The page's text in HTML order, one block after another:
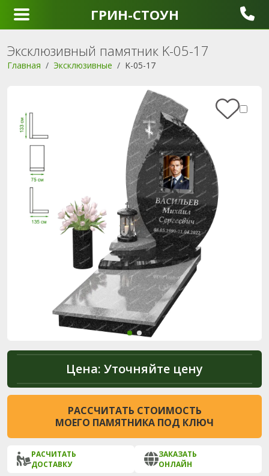
ГРИН-СТОУН
Эксклюзивный памятник K-05-17
Главная Эксклюзивные K-05-17
Цена: Уточняйте цену
РАССЧИТАТЬ СТОИМОСТЬ
МОЕГО ПАМЯТНИКА ПОД КЛЮЧ
РАСЧИТАТЬ
ДОСТАВКУ
ЗАКАЗАТЬ
ОНЛАЙН